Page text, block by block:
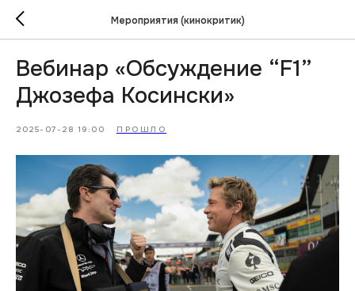
Мероприятия (кинокритик)
Вебинар «Обсуждение “F1”
Джозефа Косински»
2025-07-28 19:00 ПРОШЛО